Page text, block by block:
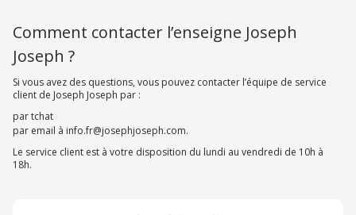
Comment contacter l’enseigne Joseph
Joseph ?
Si vous avez des questions, vous pouvez contacter l’équipe de service
client de Joseph Joseph par :
par tchat
par email à info.fr@josephjoseph.com.
Le service client est à votre disposition du lundi au vendredi de 10h à
18h.